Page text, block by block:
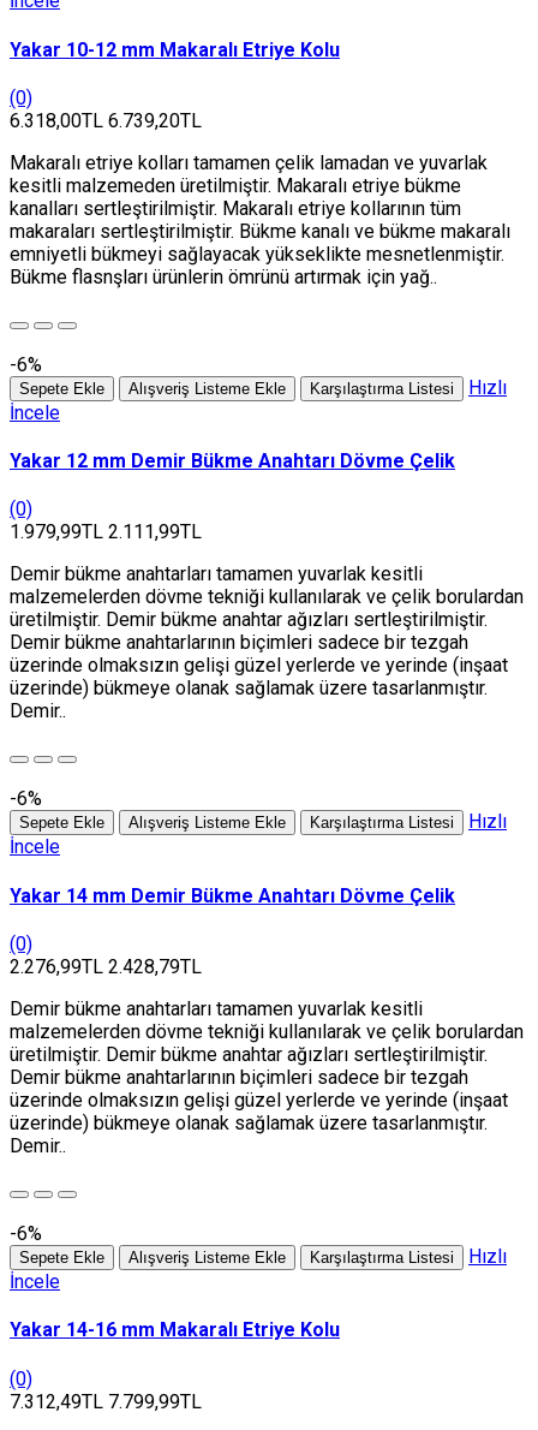
Yakar 10-12 mm Makaralı Etriye Kolu
(0)
6.318,00TL 6.739,20TL
Makaralı etriye kolları tamamen çelik lamadan ve yuvarlak
kesitli malzemeden üretilmiştir. Makaralı etriye bükme
kanalları sertleştirilmiştir. Makaralı etriye kollarının tüm
makaraları sertleştirilmiştir. Bükme kanalı ve bükme makaralı
emniyetli bükmeyi sağlayacak yükseklikte mesnetlenmiştir.
Bükme flasnşları ürünlerin ömrünü artırmak için yağ..
-6%
Sepete Ekle Alışveriş Listeme Ekle Karşılaştırma Listesi
Hızlı
İncele
Yakar 12 mm Demir Bükme Anahtarı Dövme Çelik
(0)
1.979,99TL 2.111,99TL
Demir bükme anahtarları tamamen yuvarlak kesitli
malzemelerden dövme tekniği kullanılarak ve çelik borulardan
üretilmiştir. Demir bükme anahtar ağızları sertleştirilmiştir.
Demir bükme anahtarlarının biçimleri sadece bir tezgah
üzerinde olmaksızın gelişi güzel yerlerde ve yerinde (inşaat
üzerinde) bükmeye olanak sağlamak üzere tasarlanmıştır.
Demir..
-6%
Sepete Ekle Alışveriş Listeme Ekle Karşılaştırma Listesi
Hızlı
İncele
Yakar 14 mm Demir Bükme Anahtarı Dövme Çelik
(0)
2.276,99TL 2.428,79TL
Demir bükme anahtarları tamamen yuvarlak kesitli
malzemelerden dövme tekniği kullanılarak ve çelik borulardan
üretilmiştir. Demir bükme anahtar ağızları sertleştirilmiştir.
Demir bükme anahtarlarının biçimleri sadece bir tezgah
üzerinde olmaksızın gelişi güzel yerlerde ve yerinde (inşaat
üzerinde) bükmeye olanak sağlamak üzere tasarlanmıştır.
Demir..
-6%
Sepete Ekle Alışveriş Listeme Ekle Karşılaştırma Listesi
Hızlı
İncele
Yakar 14-16 mm Makaralı Etriye Kolu
(0)
7.312,49TL 7.799,99TL